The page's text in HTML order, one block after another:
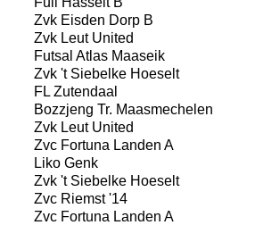
Zvk Eisden Dorp B
Zvk Leut United
Futsal Atlas Maaseik
Zvk 't Siebelke Hoeselt
FL Zutendaal
Bozzjeng Tr. Maasmechelen
Zvk Leut United
Zvc Fortuna Landen A
Liko Genk
Zvk 't Siebelke Hoeselt
Zvc Riemst '14
Zvc Fortuna Landen A